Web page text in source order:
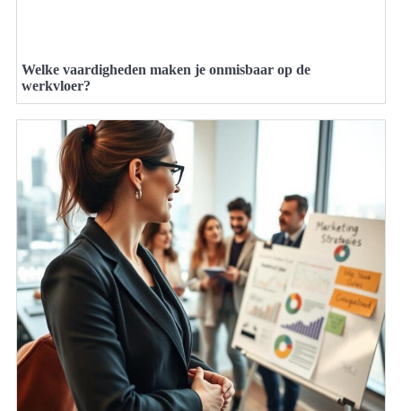
Welke vaardigheden maken je onmisbaar op de
werkvloer?